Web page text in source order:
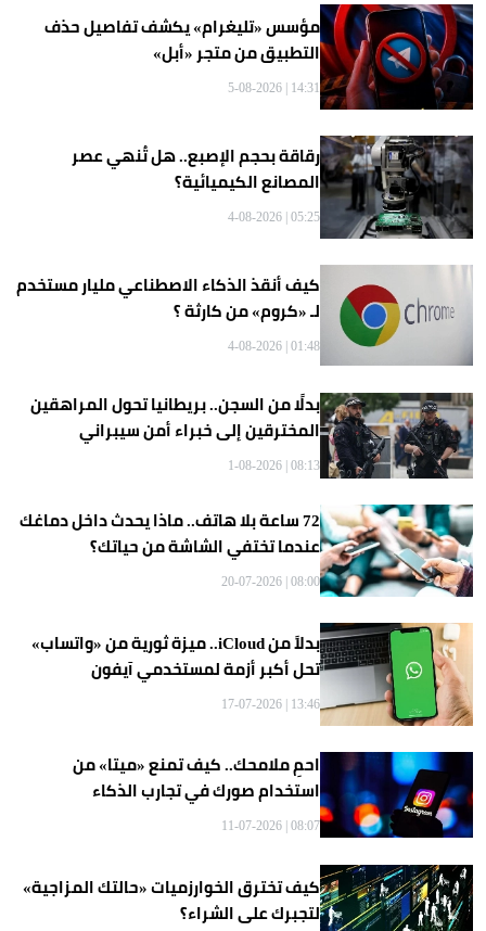
مؤسس «تليغرام» يكشف تفاصيل حذف
التطبيق من متجر «أبل»
14:31 | 5-08-2026
رقاقة بحجم الإصبع.. هل تُنهي عصر
المصانع الكيميائية؟
05:25 | 4-08-2026
كيف أنقذ الذكاء الاصطناعي مليار مستخدم
لـ «كروم» من كارثة ؟
01:48 | 4-08-2026
بدلًا من السجن.. بريطانيا تحول المراهقين
المخترقين إلى خبراء أمن سيبراني
08:13 | 1-08-2026
72 ساعة بلا هاتف.. ماذا يحدث داخل دماغك
عندما تختفي الشاشة من حياتك؟
08:00 | 20-07-2026
بدلاً من iCloud.. ميزة ثورية من «واتساب»
تحل أكبر أزمة لمستخدمي آيفون
13:46 | 17-07-2026
احمِ ملامحك.. كيف تمنع «ميتا» من
استخدام صورك في تجارب الذكاء
الاصطناعي؟
08:07 | 11-07-2026
كيف تخترق الخوارزميات «حالتك المزاجية»
لتجبرك على الشراء؟